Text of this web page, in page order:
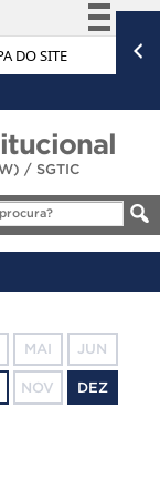
DO SITE
informação
/ SGTIC
MAI JUN
NOV DEZ